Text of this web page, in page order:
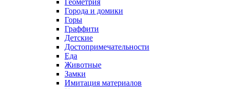
Геометрия
Города и домики
Горы
Граффити
Детские
Достопримечательности
Еда
Животные
Замки
Имитация материалов